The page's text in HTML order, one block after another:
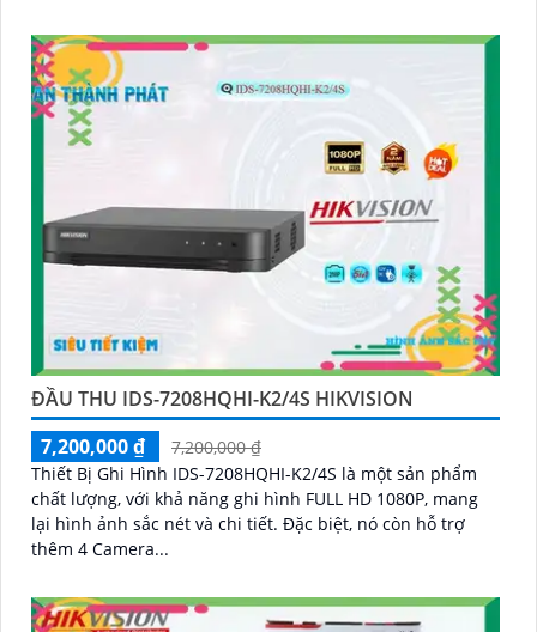
ĐẦU THU IDS-7208HQHI-K2/4S HIKVISION
7,200,000 ₫
7,200,000 ₫
Thiết Bị Ghi Hình IDS-7208HQHI-K2/4S là một sản phẩm
chất lượng, với khả năng ghi hình FULL HD 1080P, mang
lại hình ảnh sắc nét và chi tiết. Đặc biệt, nó còn hỗ trợ
thêm 4 Camera...